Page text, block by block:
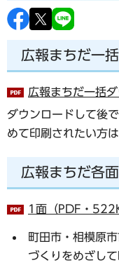
すら
広報まちだ一
広報まちだ一括
ダウンロードして後
めて印刷されたい方
広報まちだ各
1面（PDF・
町田市・相模原
づくりをめざし